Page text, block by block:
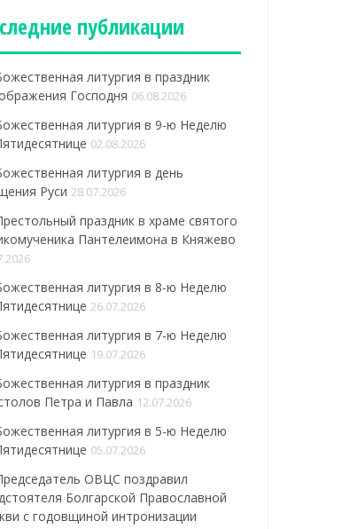
публикации
литургия в праздник
Господня 06.08.2026
литургия в 9-ю Неделю
02.08.2026
литургия в день
Руси 28.07.2026
праздник в храме святого
Пантелеимона в Княжево
литургия в 8-ю Неделю
26.07.2026
литургия в 7-ю Неделю
19.07.2026
литургия в праздник
Петра и Павла 12.07.2026
литургия в 5-ю Неделю
05.07.2026
ОВЦС поздравил
Болгарской Православной
с годовщиной интронизации